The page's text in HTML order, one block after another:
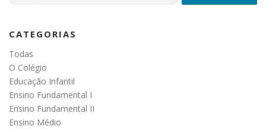
CATEGORIAS
Todas
O Colégio
Educação Infantil
Ensino Fundamental I
Ensino Fundamental II
Ensino Médio